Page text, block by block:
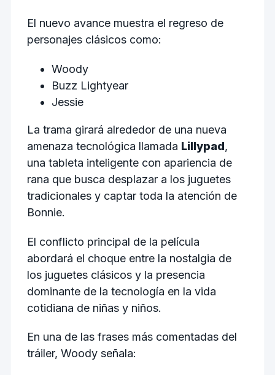
El nuevo avance muestra el regreso de
personajes clásicos como:
Woody
Buzz Lightyear
Jessie
La trama girará alrededor de una nueva
amenaza tecnológica llamada Lillypad,
una tableta inteligente con apariencia de
rana que busca desplazar a los juguetes
tradicionales y captar toda la atención de
Bonnie.
El conflicto principal de la película
abordará el choque entre la nostalgia de
los juguetes clásicos y la presencia
dominante de la tecnología en la vida
cotidiana de niñas y niños.
En una de las frases más comentadas del
tráiler, Woody señala: